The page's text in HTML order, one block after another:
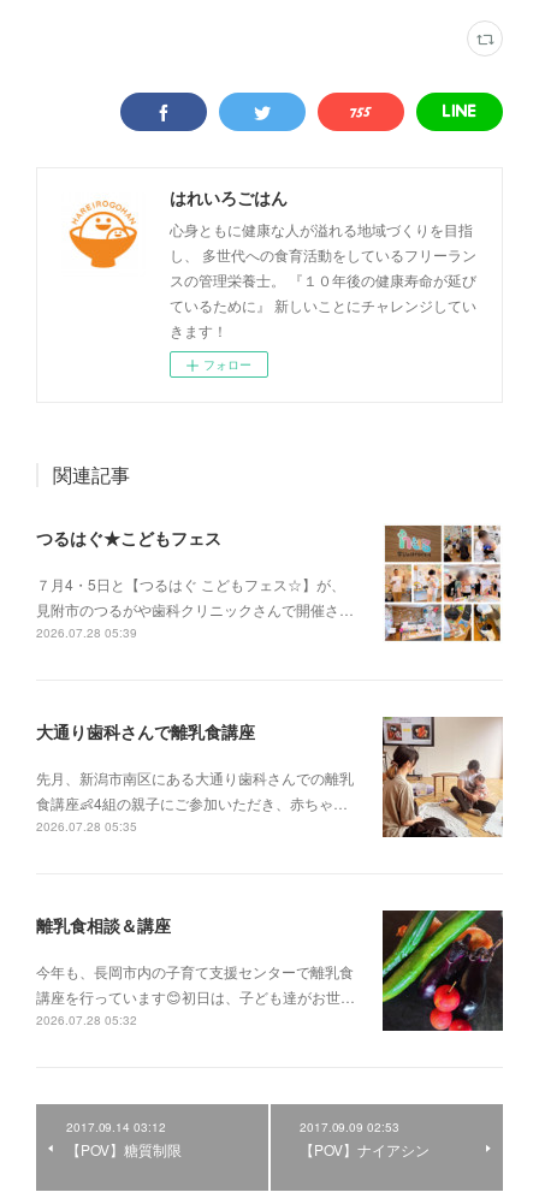
はれいろごはん
心身ともに健康な人が溢れる地域づくりを目指
し、 多世代への食育活動をしているフリーラン
スの管理栄養士。 『１０年後の健康寿命が延び
ているために』 新しいことにチャレンジしてい
きます！
フォロー
関連記事
つるはぐ★こどもフェス
７月4・5日と【つるはぐ こどもフェス☆】が、
見附市のつるがや歯科クリニックさんで開催さ…
2026.07.28 05:39
大通り歯科さんで離乳食講座
先月、新潟市南区にある大通り歯科さんでの離乳
食講座👶4組の親子にご参加いただき、赤ちゃ…
2026.07.28 05:35
離乳食相談＆講座
今年も、長岡市内の子育て支援センターで離乳食
講座を行っています😊初日は、子ども達がお世…
2026.07.28 05:32
2017.09.14 03:12
【POV】糖質制限
2017.09.09 02:53
【POV】ナイアシン